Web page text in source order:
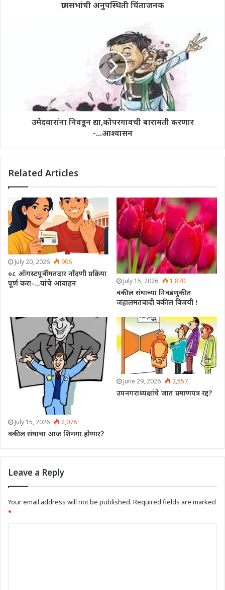
ग्रामसभांची अनुपस्थिती चिंताजनक
उमेदवारांना निवडून द्या,कोपरगावची बारामती करणार
-...आश्वासन
Related Articles
July 20, 2026 906
०८ ऑगस्टपूर्वी मतदार नोंदणी प्रक्रिया
पूर्ण करा-…यांचे आवाहन
July 15, 2026 1,870
वकील संघाच्या निवडणुकीत
जहालमतवादी वकील विजयी !
July 15, 2026 2,078
वकील संघाचा आज शिमगा होणार?
June 29, 2026 2,557
उपनगराध्यक्षांचे जात प्रमाणपत्र रद्द?
Leave a Reply
Your email address will not be published. Required fields are marked
*